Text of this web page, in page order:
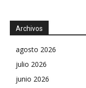
Archivos
agosto 2026
julio 2026
junio 2026